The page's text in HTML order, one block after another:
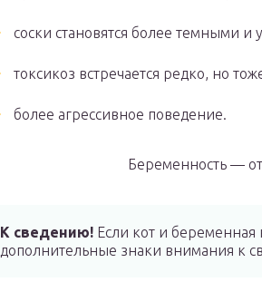
соски становятся более темными и
токсикоз встречается редко, но
более агрессивное поведение.
Беременность —
К сведению! Если кот и беременная
дополнительные знаки внимания к